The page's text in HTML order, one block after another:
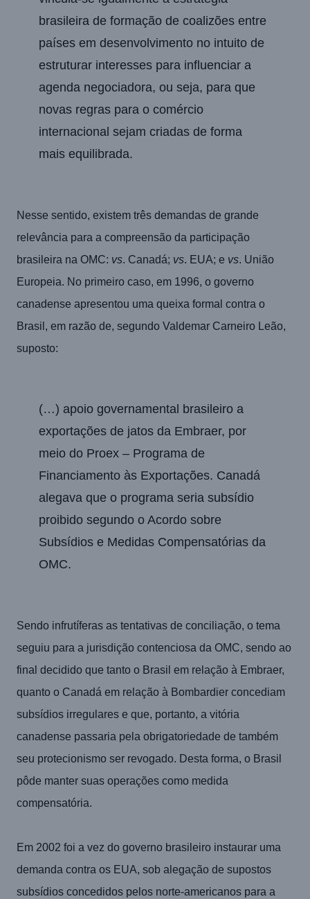
brasileira de formação de coalizões entre
países em desenvolvimento no intuito de
estruturar interesses para influenciar a
agenda negociadora, ou seja, para que
novas regras para o comércio
internacional sejam criadas de forma
mais equilibrada.
Nesse sentido, existem três demandas de grande
relevância para a compreensão da participação
brasileira na OMC: vs. Canadá; vs. EUA; e vs. União
Europeia. No primeiro caso, em 1996, o governo
canadense apresentou uma queixa formal contra o
Brasil, em razão de, segundo Valdemar Carneiro Leão,
suposto:
(…) apoio governamental brasileiro a
exportações de jatos da Embraer, por
meio do Proex – Programa de
Financiamento às Exportações. Canadá
alegava que o programa seria subsídio
proibido segundo o Acordo sobre
Subsídios e Medidas Compensatórias da
OMC.
Sendo infrutíferas as tentativas de conciliação, o tema
seguiu para a jurisdição contenciosa da OMC, sendo ao
final decidido que tanto o Brasil em relação à Embraer,
quanto o Canadá em relação à Bombardier concediam
subsídios irregulares e que, portanto, a vitória
canadense passaria pela obrigatoriedade de também
seu protecionismo ser revogado. Desta forma, o Brasil
pôde manter suas operações como medida
compensatória.
Em 2002 foi a vez do governo brasileiro instaurar uma
demanda contra os EUA, sob alegação de supostos
subsídios concedidos pelos norte-americanos para a